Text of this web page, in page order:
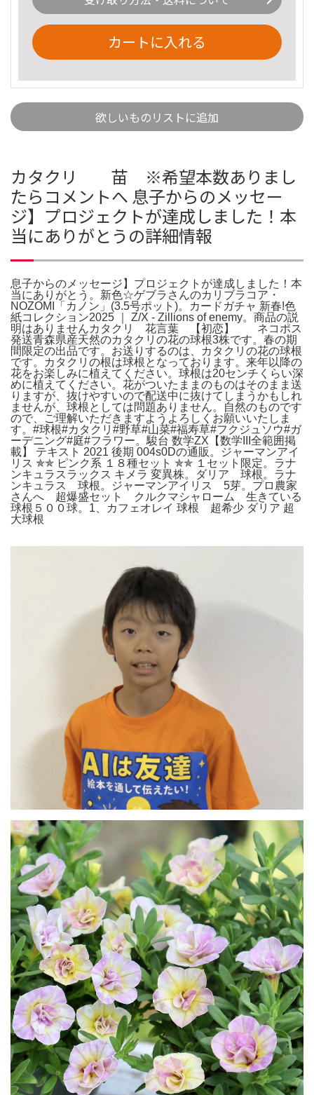
カートに入れる
欲しいものリストに追加
カタクリ 苗 ※希望本数ありまし
たらコメントへ 息子からのメッセー
ジ】プロジェクトが達成しました！本
当にありがとうの詳細情報
息子からのメッセージ】プロジェクトが達成しました！本
当にありがとう。新色☆ゲブラさんのカリブラコア・
NOZOMI「カノン」(3.5号ポット)。カードガチャ 新春!色
紙コレクション2025 ｜ Z/X - Zillions of enemy。商品の説
明はありませんカタクリ 花言葉 【初恋】 ネコポス
発送青森県産天然のカタクリの花の球根3株です。春の期
間限定の出品です。お送りするのは、カタクリの花の球根
です。カタクリの根は球根となっております。来年以降の
花をお楽しみに植えてください。球根は20センチくらい深
めに植えてください。花がついたままのものはそのまま送
りますが、抜けやすいので配送中に抜けてしまうかもしれ
ませんが、球根としては問題ありません。自然のものです
ので、ご理解いただきますようよろしくお願いいたしま
す。#球根#カタクリ#野草#山菜#福寿草#フクジュソウ#ガ
ーデニング#庭#フラワー。駿台 数学ZX【数学III全範囲掲
載】 テキスト 2021 後期 004s0Dの通販。ジャーマンアイ
リス ✯✯ ピンク系 １８種セット ✯✯ １セット限定。ラナ
ンキュラスラックス キメラ 変異株。ダリア 球根。ラナ
ンキュラス 球根。ジャーマンアイリス 5芽。プロ農家
さんへ 超爆盛セット クルクマシャローム 生きている
球根５００球。1、カフェオレイ 球根 超希少 ダリア 超
大球根